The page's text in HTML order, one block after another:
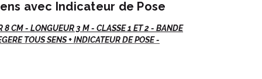
avec Indicateur de Pose
CM - LONGUEUR 3 M - CLASSE 1 ET 2 - BANDE
TOUS SENS + INDICATEUR DE POSE -